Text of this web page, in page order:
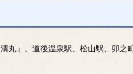
丸」、道後温泉駅、松山駅、卯之